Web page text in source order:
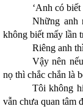
‘Anh có
Những anh
không biết mấy lần
Riêng anh
Vậy nên
nọ thì chắc chắn là
Tôi không
vẫn chưa quan tâm